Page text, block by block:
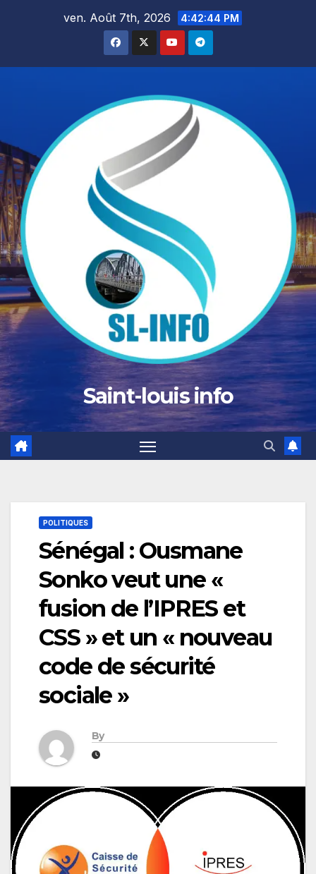
ven. Août 7th, 2026 4:42:46 PM
Saint-louis info
POLITIQUES
Sénégal : Ousmane
Sonko veut une «
fusion de l’IPRES et
CSS » et un « nouveau
code de sécurité
sociale »
By